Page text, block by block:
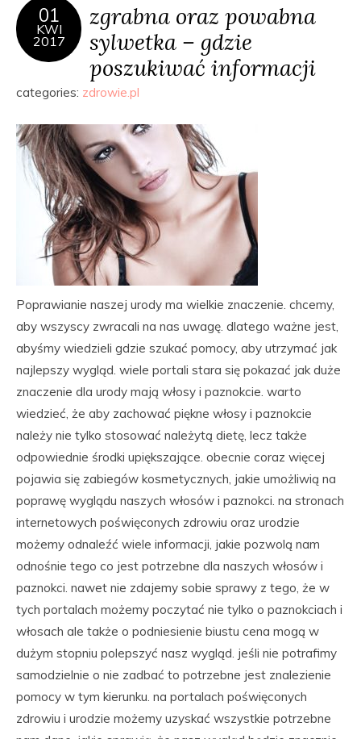
01
KWI
2017
zgrabna oraz powabna
sylwetka – gdzie
poszukiwać informacji
categories: zdrowie.pl
Poprawianie naszej urody ma wielkie znaczenie. chcemy,
aby wszyscy zwracali na nas uwagę. dlatego ważne jest,
abyśmy wiedzieli gdzie szukać pomocy, aby utrzymać jak
najlepszy wygląd. wiele portali stara się pokazać jak duże
znaczenie dla urody mają włosy i paznokcie. warto
wiedzieć, że aby zachować piękne włosy i paznokcie
należy nie tylko stosować należytą dietę, lecz także
odpowiednie środki upiększające. obecnie coraz więcej
pojawia się zabiegów kosmetycznych, jakie umożliwią na
poprawę wyglądu naszych włosów i paznokci. na stronach
internetowych poświęconych zdrowiu oraz urodzie
możemy odnaleźć wiele informacji, jakie pozwolą nam
odnośnie tego co jest potrzebne dla naszych włosów i
paznokci. nawet nie zdajemy sobie sprawy z tego, że w
tych portalach możemy poczytać nie tylko o paznokciach i
włosach ale także o podniesienie biustu cena mogą w
dużym stopniu polepszyć nasz wygląd. jeśli nie potrafimy
samodzielnie o nie zadbać to potrzebne jest znalezienie
pomocy w tym kierunku. na portalach poświęconych
zdrowiu i urodzie możemy uzyskać wszystkie potrzebne